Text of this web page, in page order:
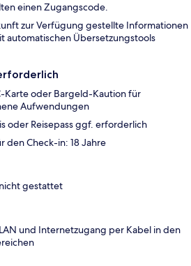
einen Zugangscode.
zur Verfügung gestellte Informationen
automatischen Übersetzungstools
Karte oder Bargeld-Kaution für
Aufwendungen
oder Reisepass ggf. erforderlich
den Check-in: 18 Jahre
gestattet
und Internetzugang per Kabel in den